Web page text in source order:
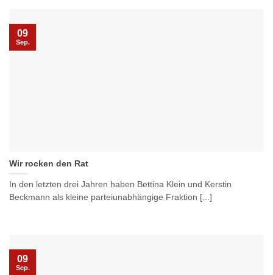
Wir rocken den Rat
In den letzten drei Jahren haben Bettina Klein und Kerstin
Beckmann als kleine parteiunabhängige Fraktion [...]
09
Sep.
09
Sep.